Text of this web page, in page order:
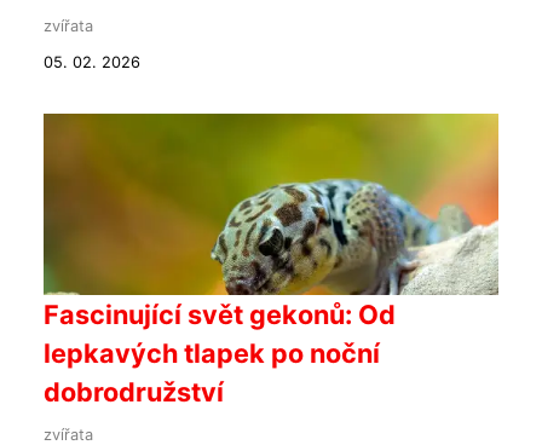
zvířata
05. 02. 2026
Fascinující svět gekonů: Od
lepkavých tlapek po noční
dobrodružství
zvířata